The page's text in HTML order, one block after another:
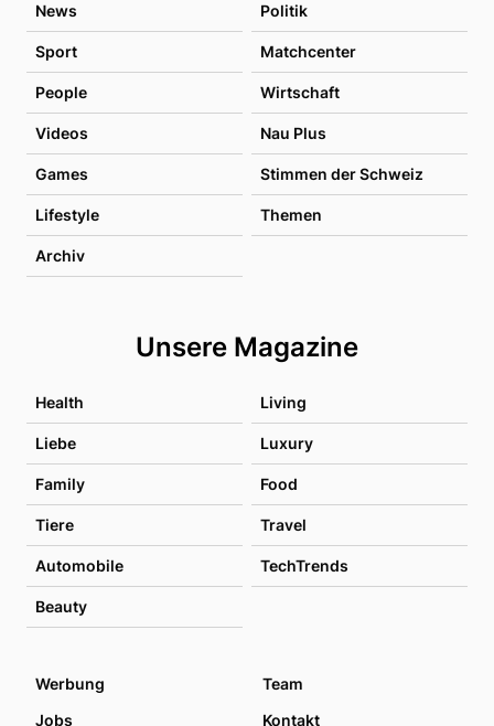
News Politik
Sport Matchcenter
People Wirtschaft
Videos Nau Plus
Games Stimmen der Schweiz
Lifestyle Themen
Archiv
Unsere Magazine
Health Living
Liebe Luxury
Family Food
Tiere Travel
Automobile TechTrends
Beauty
Werbung
Team
Jobs
Kontakt